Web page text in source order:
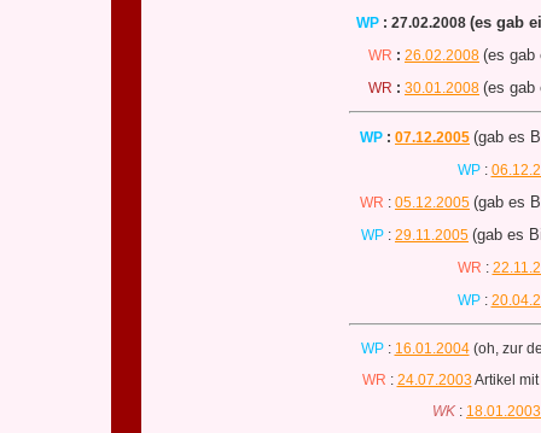
WP : 27.02.2008 (es gab
WR : 26.02.2008 (es gab
WR : 30.01.2008 (es gab
WP : 07.12.2005 (gab es
WP:
WR : 05.12.2005 (gab es
WP : 29.11.2005 (gab es
WR :
WP:
WP: 16.01.2004(oh, zur
WR : 24.07.2003Artikel mit
WK : 18.01.2003